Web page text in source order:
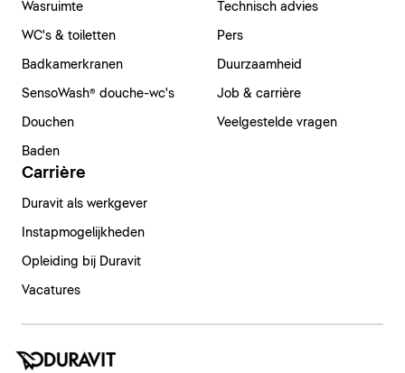
Wasruimte
WC's & toiletten
Badkamerkranen
SensoWash® douche-wc's
Douchen
Baden
Technisch advies
Pers
Duurzaamheid
Job & carrière
Veelgestelde vragen
Carrière
Duravit als werkgever
Instapmogelijkheden
Opleiding bij Duravit
Vacatures